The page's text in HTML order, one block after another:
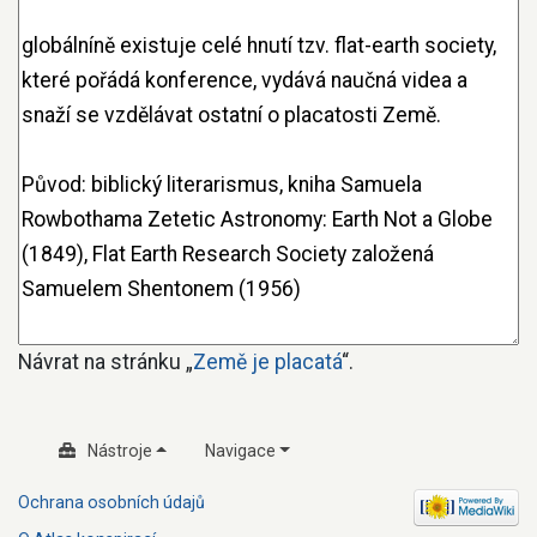
Návrat na stránku „Země je placatá“.
Nástroje Navigace
Ochrana osobních údajů